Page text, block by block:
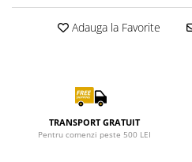
Adauga la Favorite
TRANSPORT GRATUIT
Pentru comenzi peste 500 LEI